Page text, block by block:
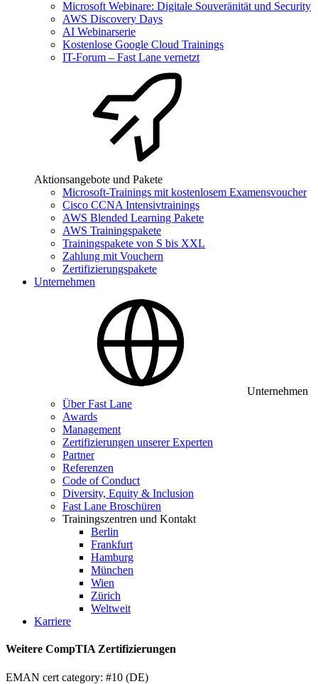
Microsoft Webinare: Digitale Souveränität und Security
AWS Discovery Days
AI Webinarserie
Kostenlose Google Cloud Trainings
IT-Forum – Fast Lane vernetzt
Aktionsangebote und Pakete
Microsoft-Trainings mit kostenlosem Examensvoucher
Cisco CCNA Intensivtrainings
AWS Blended Learning Pakete
AWS Trainingspakete
Trainingspakete von S bis XXL
Zahlung mit Vouchern
Zertifizierungspakete
Unternehmen
Unternehmen
Über Fast Lane
Awards
Management
Zertifizierungen unserer Experten
Partner
Referenzen
Code of Conduct
Diversity, Equity & Inclusion
Fast Lane Broschüren
Trainingszentren und Kontakt
Berlin
Frankfurt
Hamburg
München
Wien
Zürich
Weltweit
Karriere
Weitere CompTIA Zertifizierungen
EMAN cert category: #10 (DE)